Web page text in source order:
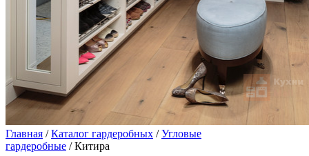
Главная /Каталог гардеробных /Угловые
гардеробные / Китира